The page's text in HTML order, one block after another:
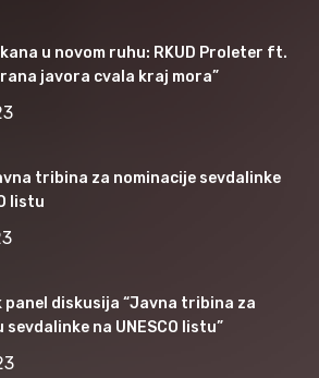
u novom ruhu: RKUD Proleter ft.
javora cvala kraj mora”
tribina za nominacije sevdalinke
listu
diskusija “Javna tribina za
sevdalinke na UNESCO listu”